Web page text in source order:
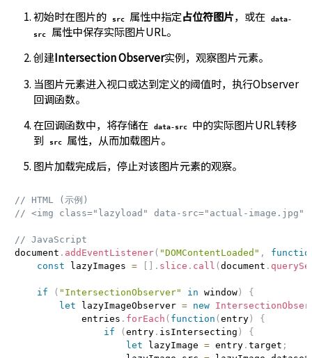
初始时在图片的
src 属性中指定占位符图片，或在
data-
src
属性中保存实际图片URL。
创建Intersection Observer实例，观察图片元素。
当图片元素进入视口或达到定义的阈值时，执行Observer
回调函数。
在回调函数中，将存储在
data-src
中的实际图片URL转移
到
src
属性，从而加载图片。
图片加载完成后，停止对该图片元素的观察。
// HTML (示例)
// <img class="lazyload" data-src="actual-image.jpg"
// JavaScript
document . addEventListener( "DOMContentLoaded" ,
const lazyImages = [ ] . slice . call (document .
if ( "IntersectionObserver" in window)
{
let lazyImageObserver = new
            entries
. forEach ( function (entry)
{
if
(entry. isIntersecting )
{
let lazyImage = entry. target ;